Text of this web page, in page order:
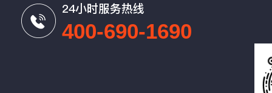
24小时服务热线
400-690-1690